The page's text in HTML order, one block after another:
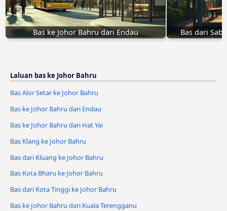
Bas ke Johor Bahru dari Endau Bas dari
Laluan bas ke Johor Bahru
Bas Alor Setar ke Johor Bahru
Bas ke Johor Bahru dari Endau
Bas ke Johor Bahru dari Hat Yai
Bas Klang ke Johor Bahru
Bas dari Kluang ke Johor Bahru
Bas Kota Bharu ke Johor Bahru
Bas dari Kota Tinggi ke Johor Bahru
Bas ke Johor Bahru dari Kuala Terengganu